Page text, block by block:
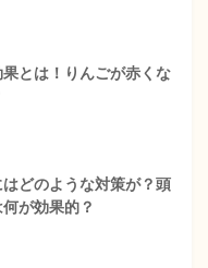
とは！りんごが赤くな
どのような対策が？頭
が効果的？